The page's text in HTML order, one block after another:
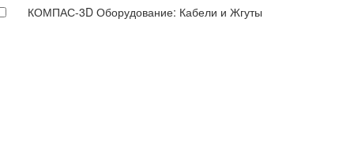
КОМПАС-3D Оборудование: Кабели и Жгуты